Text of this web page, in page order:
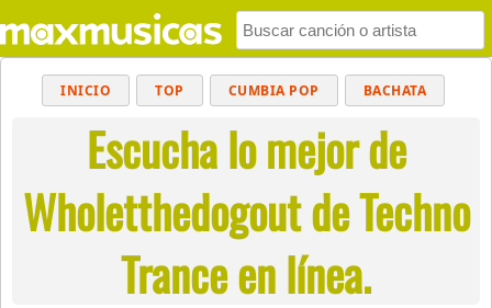
INICIO TOP CUMBIA POP BACHATA
POP MUSICA CRISTIANA REGGAETON
BALADAS ALTERNATIVO ELECTRÓNICA
CUMBIAS
Escucha lo mejor de
Wholetthedogout de Techno
Trance en línea.